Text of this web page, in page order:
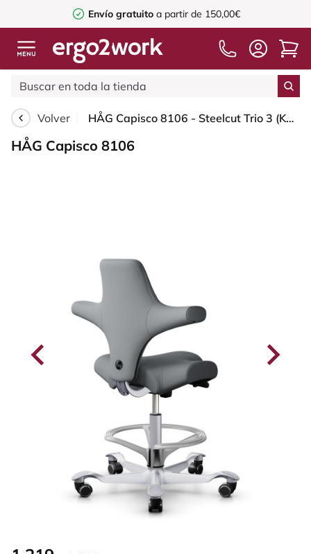
Envío gratuito a partir de 150,00€
Volver HÅG Capisco 8106 - Steelcut Trio 3 (Kvadrat) - Lana / Poliamida - STT153 - Grey - Silver - 265 mm (seat height 53-79cm) - Soft castors for hard floors
HÅG Capisco 8106